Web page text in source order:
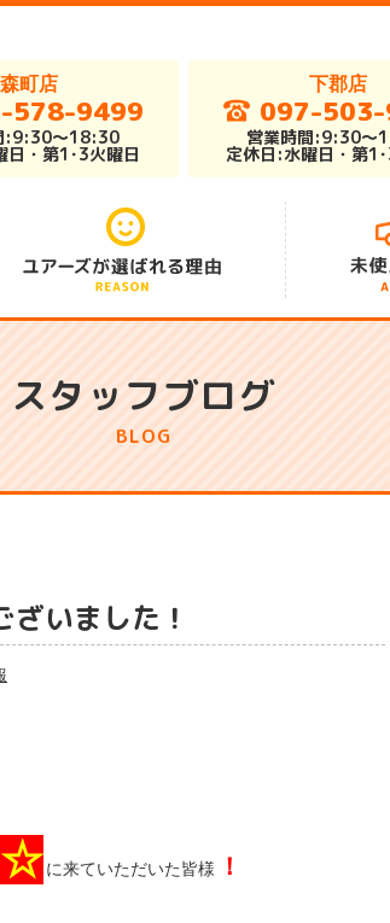
森町店
578-9499
:9:30～18:30
日・第1･3火曜日
下郡店
097-
営業時間:9:30～
定休日:水曜日・第1
安さの秘密
総在庫車300台
アフターサポート
スタッフブログ
BLOG
いました！
☆ に来ていただいた皆様 ！